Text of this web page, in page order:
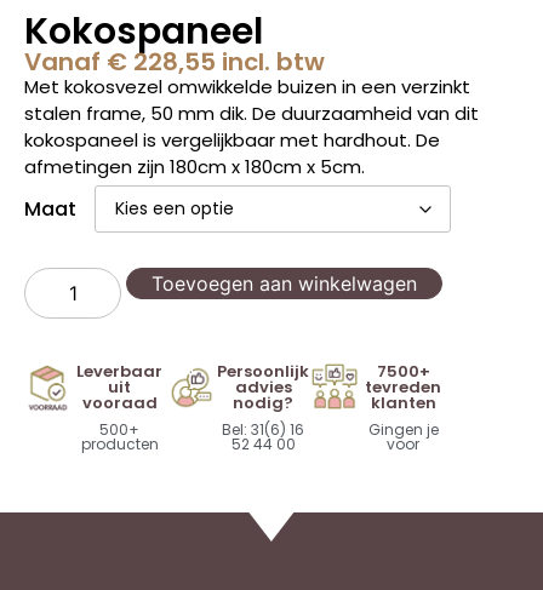
Kokospaneel
Vanaf € 228,55 incl. btw
Met kokosvezel omwikkelde buizen in een verzinkt
stalen frame, 50 mm dik. De duurzaamheid van dit
kokospaneel is vergelijkbaar met hardhout. De
afmetingen zijn 180cm x 180cm x 5cm.
Maat
Toevoegen aan winkelwagen
Leverbaar
uit
vooraad
500+
producten
Persoonlijk
advies
nodig?
Bel: 31(6) 16
52 44 00
7500+
tevreden
klanten
Gingen je
voor